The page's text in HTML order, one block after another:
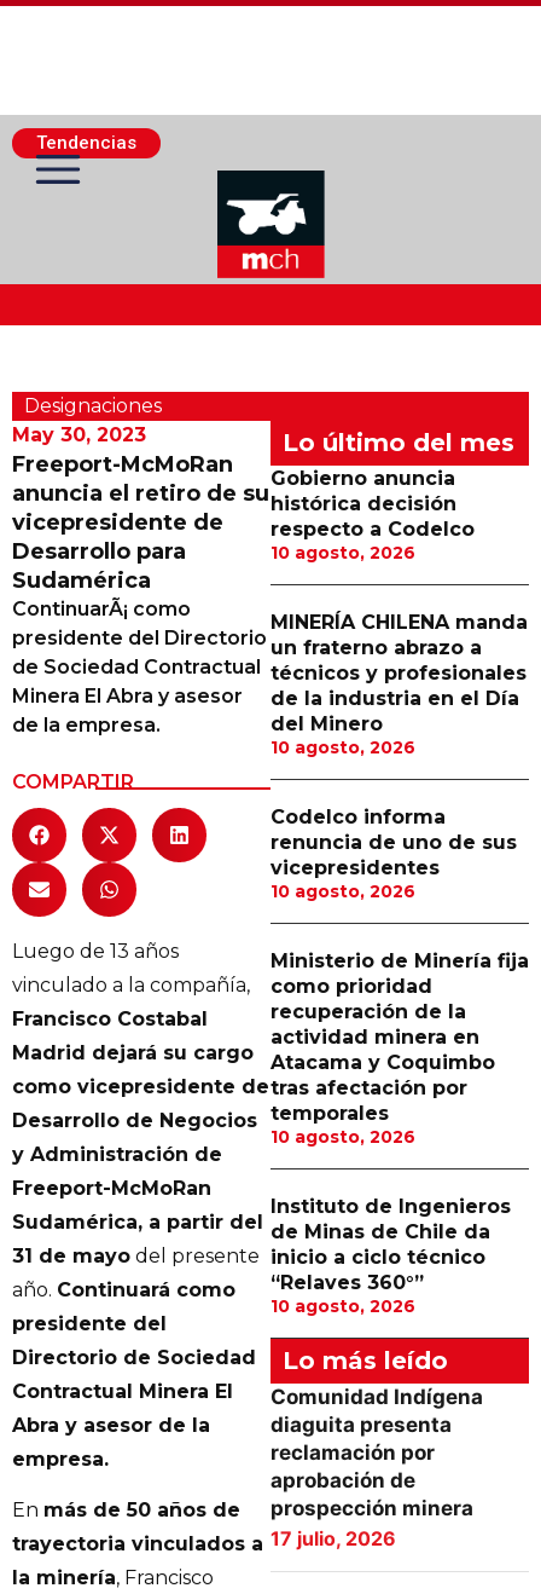
Tendencias
Actualidad Minera
Minería Superficie
Minerí­a Subterránea
Proveedores
Canal Digital
Columnas de Opinión
Designaciones
Revistas Digital
Siguenos
Designaciones
May 30, 2023
Freeport-McMoRan
anuncia el retiro de su
vicepresidente de
Desarrollo para
Sudamérica
ContinuarÃ¡ como
presidente del Directorio
de Sociedad Contractual
Minera El Abra y asesor
de la empresa.
COMPARTIR
Luego de 13 años
vinculado a la compañía,
Francisco Costabal
Madrid dejará su cargo
como vicepresidente de
Desarrollo de Negocios
y Administración de
Freeport-McMoRan
Sudamérica, a partir del
31 de mayo del presente
año. Continuará como
presidente del
Directorio de Sociedad
Contractual Minera El
Abra y asesor de la
empresa.
En más de 50 años de
trayectoria vinculados a
la minería, Francisco
Lo último del mes
Gobierno anuncia
histórica decisión
respecto a Codelco
10 agosto, 2026
MINERÍA CHILENA manda
un fraterno abrazo a
técnicos y profesionales
de la industria en el Día
del Minero
10 agosto, 2026
Codelco informa
renuncia de uno de sus
vicepresidentes
10 agosto, 2026
Ministerio de Minería fija
como prioridad
recuperación de la
actividad minera en
Atacama y Coquimbo
tras afectación por
temporales
10 agosto, 2026
Instituto de Ingenieros
de Minas de Chile da
inicio a ciclo técnico
“Relaves 360°”
10 agosto, 2026
Lo más leído
Comunidad Indígena
diaguita presenta
reclamación por
aprobación de
prospección minera
17 julio, 2026